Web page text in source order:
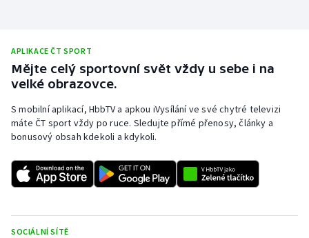
Ragby
Rychlobruslení
Rychlostní kanoistika
Sportovní střelba
Stolní tenis
APLIKACE ČT SPORT
Mějte celý sportovní svět vždy u sebe i na
velké obrazovce.
S mobilní aplikací, HbbTV a apkou iVysílání ve své chytré televizi
máte ČT sport vždy po ruce. Sledujte přímé přenosy, články a
bonusový obsah kdekoli a kdykoli.
SOCIÁLNÍ SÍTĚ